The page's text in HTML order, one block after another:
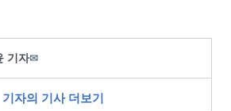
기자✉
기자의 기사 더보기